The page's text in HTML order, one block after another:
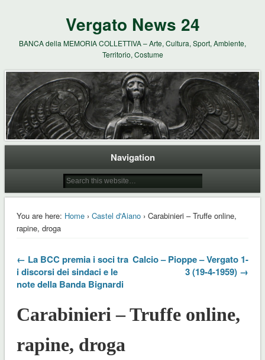
Vergato News 24
BANCA della MEMORIA COLLETTIVA – Arte, Cultura, Sport, Ambiente,
Territorio, Costume
Navigation
You are here: Home› Castel d'Aiano› Carabinieri – Truffe online,
rapine, droga
← La BCC premia i soci tra
i discorsi dei sindaci e le
note della Banda Bignardi
Calcio – Pioppe – Vergato 1-
3 (19-4-1959) →
Carabinieri – Truffe online,
rapine, droga